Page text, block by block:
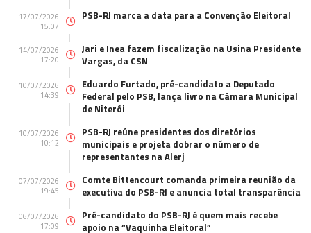
17/07/2026
15:07
PSB-RJ marca a data para a Convenção Eleitoral
14/07/2026
17:20
Jari e Inea fazem fiscalização na Usina Presidente
Vargas, da CSN
10/07/2026
14:39
Eduardo Furtado, pré-candidato a Deputado
Federal pelo PSB, lança livro na Câmara Municipal
de Niterói
10/07/2026
10:12
PSB-RJ reúne presidentes dos diretórios
municipais e projeta dobrar o número de
representantes na Alerj
07/07/2026
19:45
Comte Bittencourt comanda primeira reunião da
executiva do PSB-RJ e anuncia total transparência
06/07/2026
17:09
Pré-candidato do PSB-RJ é quem mais recebe
apoio na “Vaquinha Eleitoral”